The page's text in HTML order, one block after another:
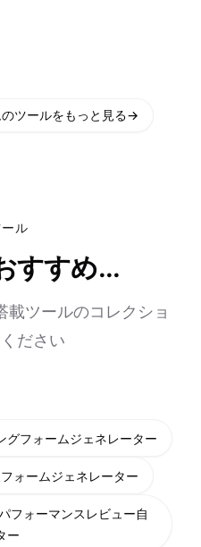
ツールをもっと見る→
ル
すすめ...
載ツールのコレクショ
ださい
グフォームジェネレーター
ォームジェネレーター
フォーマンスレビュー自
ー